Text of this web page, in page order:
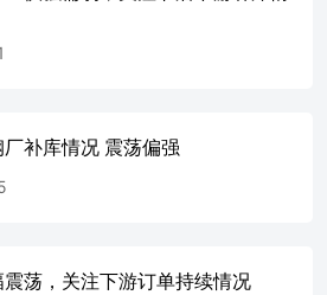
锂（56.5%粗颗粒）价格及涨跌幅丨单位
56.5%）价格及涨跌幅丨单位：元/吨
及涨跌幅丨单位：元/吨
补库情况 震荡偏强
荡，关注下游订单持续情况